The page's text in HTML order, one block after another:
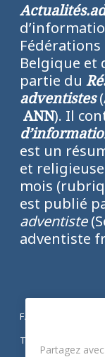
Fédérations
Belgique et
partie du
adventistes
ANN). Il
est un
et
mois
est publié
adventiste
adventiste
FACEBOOK
TWITTER
Partagez